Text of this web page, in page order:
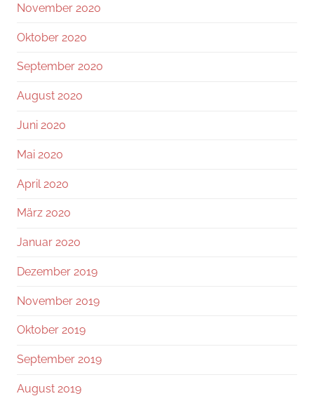
November 2020
Oktober 2020
September 2020
August 2020
Juni 2020
Mai 2020
April 2020
März 2020
Januar 2020
Dezember 2019
November 2019
Oktober 2019
September 2019
August 2019